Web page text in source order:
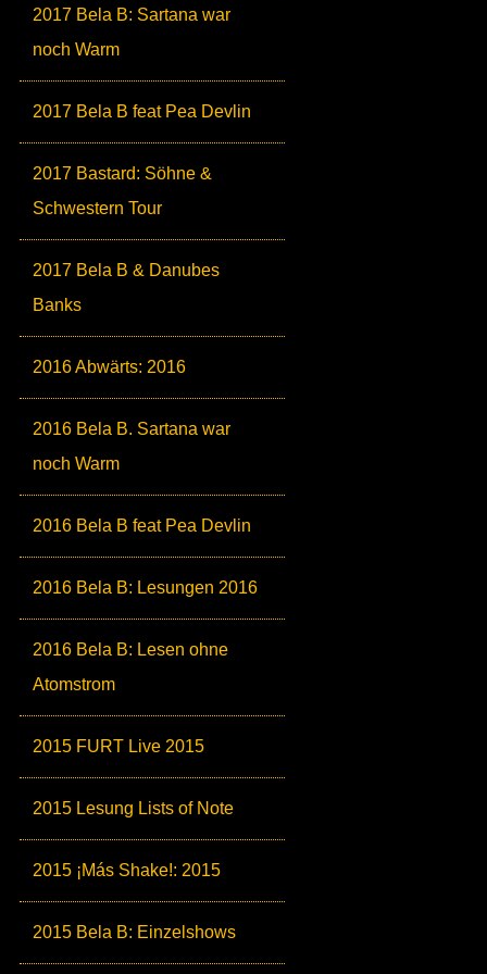
2017 Bela B: Sartana war
noch Warm
2017 Bela B feat Pea Devlin
2017 Bastard: Söhne &
Schwestern Tour
2017 Bela B & Danubes
Banks
2016 Abwärts: 2016
2016 Bela B. Sartana war
noch Warm
2016 Bela B feat Pea Devlin
2016 Bela B: Lesungen 2016
2016 Bela B: Lesen ohne
Atomstrom
2015 FURT Live 2015
2015 Lesung Lists of Note
2015 ¡Más Shake!: 2015
2015 Bela B: Einzelshows